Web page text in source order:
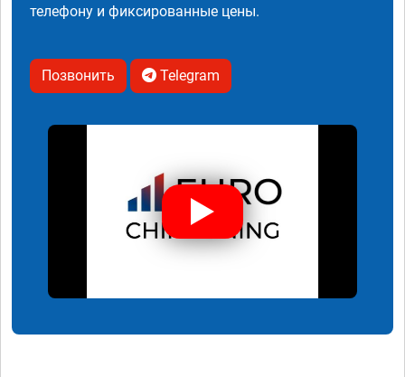
телефону и фиксированные цены.
Позвонить Telegram